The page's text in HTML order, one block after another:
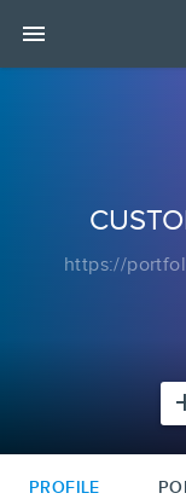
menu
https://
PROFILE
COM
|